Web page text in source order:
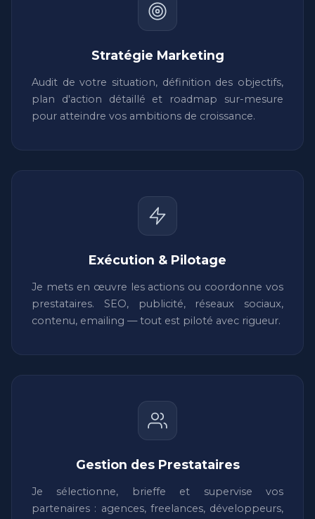
Stratégie Marketing
Audit de votre situation, définition des objectifs,
plan d'action détaillé et roadmap sur-mesure
pour atteindre vos ambitions de croissance.
Exécution & Pilotage
Je mets en œuvre les actions ou coordonne vos
prestataires. SEO, publicité, réseaux sociaux,
contenu, emailing — tout est piloté avec rigueur.
Gestion des Prestataires
Je sélectionne, brieffe et supervise vos
partenaires : agences, freelances, développeurs,